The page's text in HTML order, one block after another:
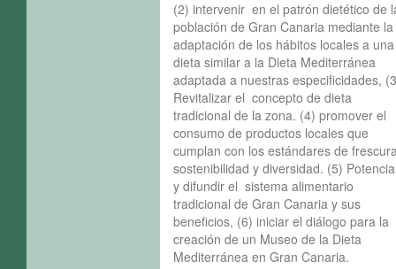
(2) intervenir en el patrón dietético de
población de Gran Canaria mediante la
adaptación de los hábitos locales a una
dieta similar a la Dieta Mediterránea
adaptada a nuestras especificidades,
Revitalizar el concepto de dieta
tradicional de la zona. (4) promover el
consumo de productos locales que
cumplan con los estándares de
sostenibilidad y diversidad. (5)
y difundir el sistema alimentario
tradicional de Gran Canaria y sus
beneficios, (6) iniciar el diálogo para la
creación de un Museo de la Dieta
Mediterránea en Gran Canaria.